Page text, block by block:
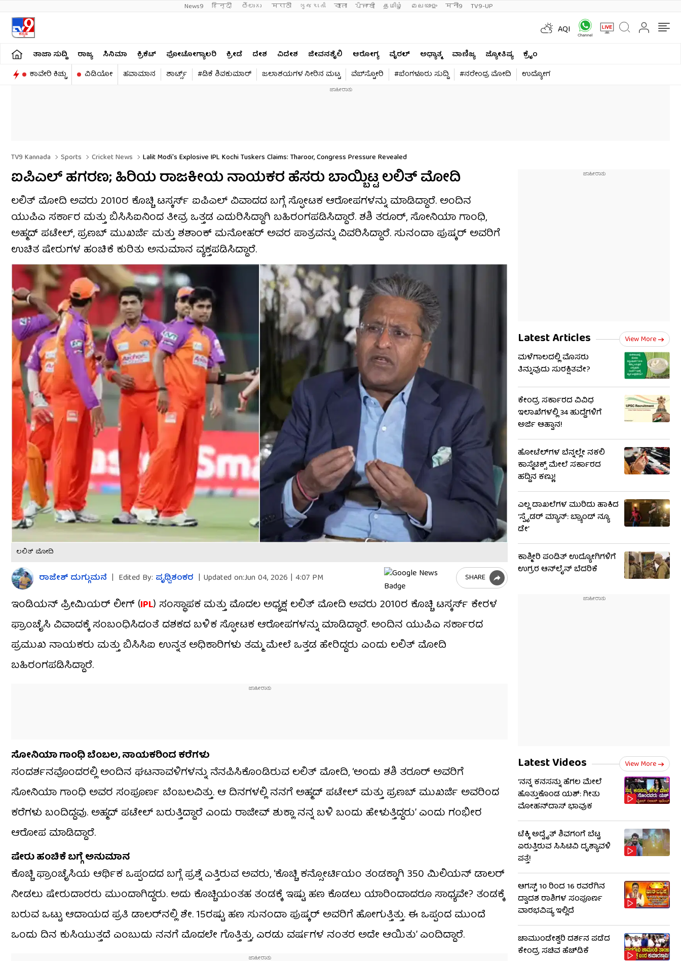
News9 हिन्दी తెలుగు मराठी ગુજરાતી বাংলা ਪੰਜਾਬੀ தமிழ் മലയാളം मनी9 TV9-UP
AQI
ತಾಜಾ ಸುದ್ದಿ ರಾಜ್ಯ ಸಿನಿಮಾ ಕ್ರಿಕೆಟ್​ ಫೋಟೋಗ್ಯಾಲರಿ ಕ್ರೀಡೆ ದೇಶ ವಿದೇಶ ಜೀವನಶೈಲಿ ಆರೋಗ್ಯ ವೈರಲ್​ ಅಧ್ಯಾತ್ಮ ವಾಣಿಜ್ಯ ಜ್ಯೋತಿಷ್ಯ
ಕ್ರೈಂ
ಕಾವೇರಿ ಕಿಚ್ಚು
ವಿಡಿಯೋ ಹವಾಮಾನ ಶಾರ್ಟ್ಸ್​ #ಡಿಕೆ ಶಿವಕುಮಾರ್​ ಜಲಾಶಯಗಳ ನೀರಿನ ಮಟ್ಟ ವೆಬ್​ಸ್ಟೋರಿ #ಬೆಂಗಳೂರು ಸುದ್ದಿ #ನರೇಂದ್ರ ಮೋದಿ ಉದ್ಯೋಗ
TV9 Kannada Sports Cricket News Lalit Modi's Explosive IPL Kochi Tuskers Claims: Tharoor, Congress Pressure Revealed
ಐಪಿಎಲ್ ಹಗರಣ; ಹಿರಿಯ ರಾಜಕೀಯ ನಾಯಕರ ಹೆಸರು ಬಾಯ್ಬಿಟ್ಟ ಲಲಿತ್ ಮೋದಿ
ಲಲಿತ್ ಮೋದಿ ಅವರು 2010ರ ಕೊಚ್ಚಿ ಟಸ್ಕರ್ಸ್ ಐಪಿಎಲ್ ವಿವಾದದ ಬಗ್ಗೆ ಸ್ಫೋಟಕ ಆರೋಪಗಳನ್ನು ಮಾಡಿದ್ದಾರೆ. ಅಂದಿನ
ಯುಪಿಎ ಸರ್ಕಾರ ಮತ್ತು ಬಿಸಿಸಿಐನಿಂದ ತೀವ್ರ ಒತ್ತಡ ಎದುರಿಸಿದ್ದಾಗಿ ಬಹಿರಂಗಪಡಿಸಿದ್ದಾರೆ. ಶಶಿ ತರೂರ್, ಸೋನಿಯಾ ಗಾಂಧಿ,
ಅಹ್ಮದ್ ಪಟೇಲ್, ಪ್ರಣಬ್ ಮುಖರ್ಜಿ ಮತ್ತು ಶಶಾಂಕ್ ಮನೋಹರ್ ಅವರ ಪಾತ್ರವನ್ನು ವಿವರಿಸಿದ್ದಾರೆ. ಸುನಂದಾ ಪುಷ್ಕರ್ ಅವರಿಗೆ
ಉಚಿತ ಷೇರುಗಳ ಹಂಚಿಕೆ ಕುರಿತು ಅನುಮಾನ ವ್ಯಕ್ತಪಡಿಸಿದ್ದಾರೆ.
ಲಲಿತ್ ಮೋದಿ
ರಾಜೇಶ್ ದುಗ್ಗುಮನೆ | Edited By: ಪೃಥ್ವಿಶಂಕರ | Updated on:Jun 04, 2026 | 4:07 PM SHARE
ಇಂಡಿಯನ್ ಪ್ರೀಮಿಯರ್ ಲೀಗ್ (IPL) ಸಂಸ್ಥಾಪಕ ಮತ್ತು ಮೊದಲ ಅಧ್ಯಕ್ಷ ಲಲಿತ್ ಮೋದಿ ಅವರು 2010ರ ಕೊಚ್ಚಿ ಟಸ್ಕರ್ಸ್ ಕೇರಳ
ಫ್ರಾಂಚೈಸಿ ವಿವಾದಕ್ಕೆ ಸಂಬಂಧಿಸಿದಂತೆ ದಶಕದ ಬಳಿಕ ಸ್ಫೋಟಕ ಆರೋಪಗಳನ್ನು ಮಾಡಿದ್ದಾರೆ. ಅಂದಿನ ಯುಪಿಎ ಸರ್ಕಾರದ
ಪ್ರಮುಖ ನಾಯಕರು ಮತ್ತು ಬಿಸಿಸಿಐ ಉನ್ನತ ಅಧಿಕಾರಿಗಳು ತಮ್ಮ ಮೇಲೆ ಒತ್ತಡ ಹೇರಿದ್ದರು ಎಂದು ಲಲಿತ್ ಮೋದಿ
ಬಹಿರಂಗಪಡಿಸಿದ್ದಾರೆ.
ಸೋನಿಯಾ ಗಾಂಧಿ ಬೆಂಬಲ, ನಾಯಕರಿಂದ ಕರೆಗಳು
ಸಂದರ್ಶನವೊಂದರಲ್ಲಿ ಅಂದಿನ ಘಟನಾವಳಿಗಳನ್ನು ನೆನಪಿಸಿಕೊಂಡಿರುವ ಲಲಿತ್ ಮೋದಿ, ‘ಅಂದು ಶಶಿ ತರೂರ್ ಅವರಿಗೆ
ಸೋನಿಯಾ ಗಾಂಧಿ ಅವರ ಸಂಪೂರ್ಣ ಬೆಂಬಲವಿತ್ತು. ಆ ದಿನಗಳಲ್ಲಿ ನನಗೆ ಅಹ್ಮದ್ ಪಟೇಲ್ ಮತ್ತು ಪ್ರಣಬ್ ಮುಖರ್ಜಿ ಅವರಿಂದ
ಕರೆಗಳು ಬಂದಿದ್ದವು. ಅಹ್ಮದ್ ಪಟೇಲ್ ಬರುತ್ತಿದ್ದಾರೆ ಎಂದು ರಾಜೀವ್ ಶುಕ್ಲಾ ನನ್ನ ಬಳಿ ಬಂದು ಹೇಳುತ್ತಿದ್ದರು’ ಎಂದು ಗಂಭೀರ
ಆರೋಪ ಮಾಡಿದ್ದಾರೆ.
ಷೇರು ಹಂಚಿಕೆ ಬಗ್ಗೆ ಅನುಮಾನ
ಕೊಚ್ಚಿ ಫ್ರಾಂಚೈಸಿಯ ಆರ್ಥಿಕ ಒಪ್ಪಂದದ ಬಗ್ಗೆ ಪ್ರಶ್ನೆ ಎತ್ತಿರುವ ಅವರು, ‘ಕೊಚ್ಚಿ ಕನ್ಸೋರ್ಟಿಯಂ ತಂಡಕ್ಕಾಗಿ 350 ಮಿಲಿಯನ್ ಡಾಲರ್
ನೀಡಲು ಷೇರುದಾರರು ಮುಂದಾಗಿದ್ದರು. ಅದು ಕೊಚ್ಚಿಯಂತಹ ತಂಡಕ್ಕೆ ಇಷ್ಟು ಹಣ ಕೊಡಲು ಯಾರಿಂದಾದರೂ ಸಾಧ್ಯವೇ? ತಂಡಕ್ಕೆ
ಬರುವ ಒಟ್ಟು ಆದಾಯದ ಪ್ರತಿ ಡಾಲರ್‌ನಲ್ಲಿ ಶೇ. 15ರಷ್ಟು ಹಣ ಸುನಂದಾ ಪುಷ್ಕರ್ ಅವರಿಗೆ ಹೋಗುತ್ತಿತ್ತು. ಈ ಒಪ್ಪಂದ ಮುಂದೆ
ಒಂದು ದಿನ ಕುಸಿಯುತ್ತದೆ ಎಂಬುದು ನನಗೆ ಮೊದಲೇ ಗೊತ್ತಿತ್ತು, ಎರಡು ವರ್ಷಗಳ ನಂತರ ಅದೇ ಆಯಿತು’ ಎಂದಿದ್ದಾರೆ.
Latest Articles View More
ಮಳೆಗಾಲದಲ್ಲಿ ಮೊಸರು
ತಿನ್ನುವುದು ಸುರಕ್ಷಿತವೇ?
ಕೇಂದ್ರ ಸರ್ಕಾರದ ವಿವಿಧ
ಇಲಾಖೆಗಳಲ್ಲಿ 34 ಹುದ್ದೆಗಳಿಗೆ
ಅರ್ಜಿ ಆಹ್ವಾನ!
ಹೋಟೆಲ್‌ಗಳ ಬೆನ್ನಲ್ಲೇ ನಕಲಿ
ಕಾಸ್ಮೆಟಿಕ್ಸ್ ಮೇಲೆ ಸರ್ಕಾರದ
ಹದ್ದಿನ ಕಣ್ಣು!
ಎಲ್ಲ ದಾಖಲೆಗಳ ಮುರಿದು ಹಾಕಿದ
‘ಸ್ಪೈಡರ್ ಮ್ಯಾನ್: ಬ್ರ್ಯಾಂಡ್ ನ್ಯೂ
ಡೇ’
ಕಾಶ್ಮೀರಿ ಪಂಡಿತ್ ಉದ್ಯೋಗಿಗಳಿಗೆ
ಉಗ್ರರ ಆನ್​ಲೈನ್ ಬೆದರಿಕೆ
Latest Videos View More
‘ನನ್ನ ಕನಸನ್ನು ಹೆಗಲ ಮೇಲೆ
ಹೊತ್ತುಕೊಂಡ ಯಶ್: ಗೀತು
ಮೋಹನ್​​ದಾಸ್ ಭಾವುಕ
ಟೆಕ್ಕಿ ಅದ್ವೈತ್ ಶಿವಗಂಗೆ ಬೆಟ್ಟ
ಏರುತ್ತಿರುವ ಸಿಸಿಟಿವಿ ದೃಶ್ಯಾವಳಿ
ಪತ್ತೆ!
ಆಗಸ್ಟ್ 10 ರಿಂದ 16 ರವರೆಗಿನ
ದ್ವಾದಶ ರಾಶಿಗಳ ಸಂಪೂರ್ಣ
ವಾರಭವಿಷ್ಯ ಇಲ್ಲಿದೆ
ಚಾಮುಂಡೇಶ್ವರಿ ದರ್ಶನ ಪಡೆದ
ಕೇಂದ್ರ ಸಚಿವ ಹೆಚ್​​ಡಿಕೆ